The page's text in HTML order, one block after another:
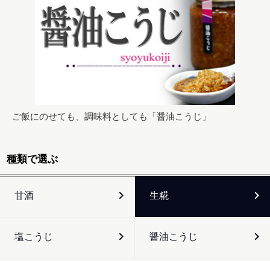
ご飯にのせても、調味料としても「醤油こうじ」
種類で選ぶ
甘酒 生糀
塩こうじ 醤油こうじ